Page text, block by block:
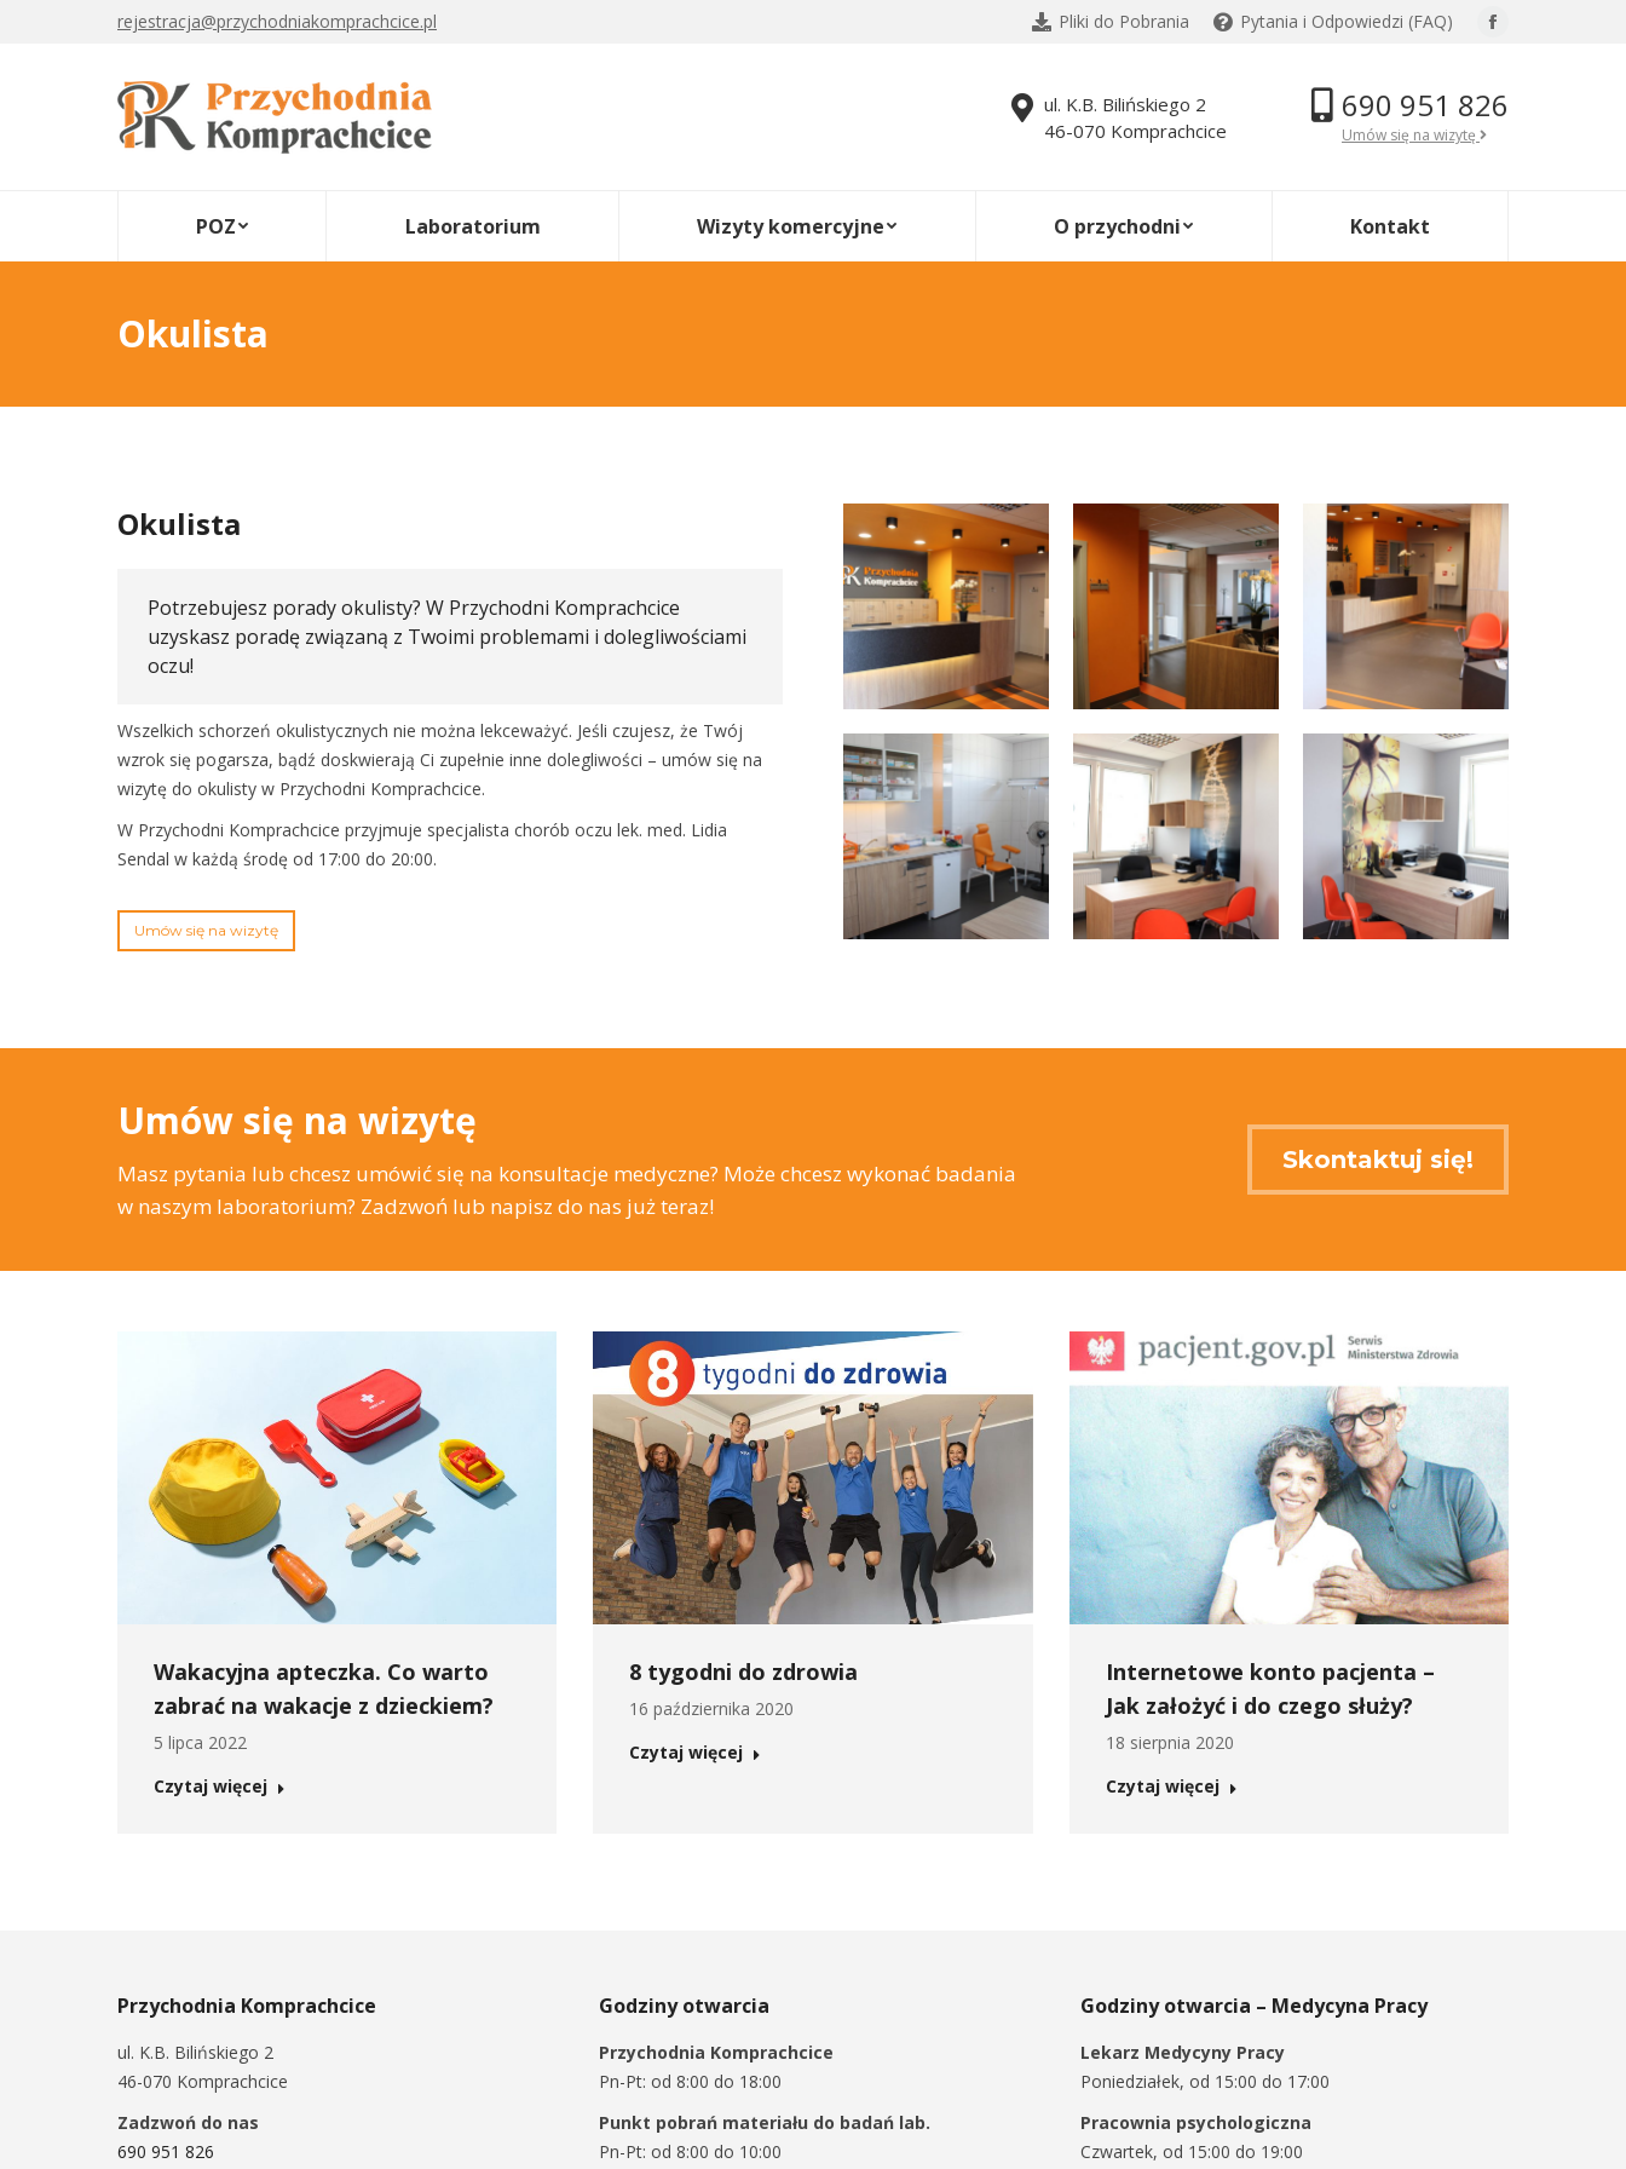
rejestracja@przychodniakomprachcice.pl Pliki do Pobrania Pytania i Odpowiedzi (FAQ)
Facebook
opens
ul. K.B. Bilińskiego 2
46-070 Komprachcice
690 951 826
Umów się na wizytę
POZ Laboratorium Wizyty komercyjne O przychodni Kontakt
Okulista
Okulista
Potrzebujesz porady okulisty? W Przychodni Komprachcice
uzyskasz poradę związaną z Twoimi problemami i dolegliwościami
oczu!
Wszelkich schorzeń okulistycznych nie można lekceważyć. Jeśli czujesz, że Twój
wzrok się pogarsza, bądź doskwierają Ci zupełnie inne dolegliwości – umów się na
wizytę do okulisty w Przychodni Komprachcice.
W Przychodni Komprachcice przyjmuje specjalista chorób oczu lek. med. Lidia
Sendal w każdą środę od 17:00 do 20:00.
Umów się na wizytę
Umów się na wizytę
Masz pytania lub chcesz umówić się na konsultacje medyczne? Może chcesz wykonać badania
w naszym laboratorium? Zadzwoń lub napisz do nas już teraz!
Skontaktuj się!
Wakacyjna apteczka. Co warto
zabrać na wakacje z dzieckiem?
5 lipca 2022
Czytaj więcej
8 tygodni do zdrowia
16 października 2020
Czytaj więcej
Internetowe konto pacjenta –
Jak założyć i do czego służy?
18 sierpnia 2020
Czytaj więcej
Przychodnia Komprachcice
ul. K.B. Bilińskiego 2
46-070 Komprachcice
Zadzwoń do nas
690 951 826
Godziny otwarcia
Przychodnia Komprachcice
Pn-Pt: od 8:00 do 18:00
Punkt pobrań materiału do badań lab.
Pn-Pt: od 8:00 do 10:00
Godziny otwarcia – Medycyna Pracy
Lekarz Medycyny Pracy
Poniedziałek, od 15:00 do 17:00
Pracownia psychologiczna
Czwartek, od 15:00 do 19:00